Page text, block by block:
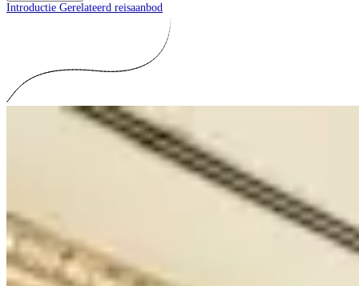
Introductie Gerelateerd reisaanbod